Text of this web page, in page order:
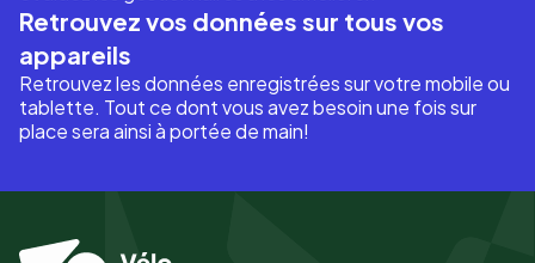
Retrouvez vos données sur tous vos
appareils
Retrouvez les données enregistrées sur votre mobile ou
tablette. Tout ce dont vous avez besoin une fois sur
place sera ainsi à portée de main!